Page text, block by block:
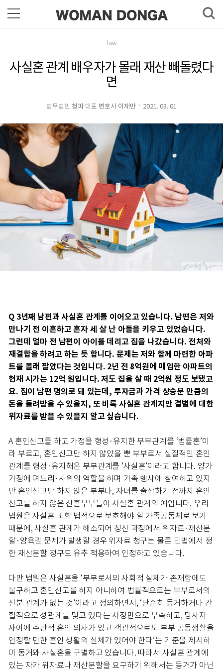
law
사실혼 관계 배우자가 몰래 재산 빼돌렸다
면
법무법인 청파 대표 변호사 이재만 2021. 03. 01
Q 3년째 남편과 사실혼 관계를 이어오고 있습니다. 남편은 저와
만나기 전 이혼하고 혼자 세 살 난 아들을 키우고 있었습니다.
그런데 얼마 전 남편이 아이를 데리고 집을 나갔습니다. 전처와
재결합을 하려고 하는 듯 합니다. 문제는 저와 함께 마련한 아파
트를 몰래 팔았다는 것입니다. 2년 전 8억원에 매입한 아파트의
현재 시가는 12억 원입니다. 저도 집을 살 때 2억원 정도 보탰고
요. 집이 남편 명의로 돼 있는데, 투자금과 가격 상승분 만큼의
돈을 돌려받을 수 있을지, 또 비록 사실혼 관계지만 결별에 대한
위자료를 받을 수 있을지 알고 싶습니다.
A 혼인신고를 하고 가정을 형성·유지한 부부관계를 ‘법률혼’이
라 부르고, 혼인신고만 하지 않았을 뿐 부부로서 실질적인 혼인
관계를 형성·유지해온 부부관계를 ‘사실혼’이라고 합니다. 양가
가정에 며느리·사위의 역할을 하며 가족 행사에 참여하고 있지
만 혼인신고만 하지 않은 부부나, 자녀를 출산하기 전까지 혼인
신고를 하지 않은 신혼부부들이 사실혼 관계의 예입니다. 우리
법원은 사실혼 또한 법적으로 보호해야 할 가족공동체로 보기
때문에, 사실혼 관계가 해소되어 청산 과정에서 위자료·재산분
할·양육권 문제가 발생할 경우 위자료 청구는 물론 민법에서 정
한 재산분할 청구도 유추 적용하여 인정하고 있습니다.
다만 법원은 사실혼을 ‘부부로서의 사회적 실체가 존재함에도
불구하고 혼인신고를 하지 아니하여 법률적으로는 부부로서의
신분 관계가 없는 것’이라고 정의하면서, ‘단순히 동거하거나 간
헐적으로 성관계를 맺고 있다는 사정만으로 부족하고, 당사자
사이에 주관적 혼인 의사가 있고 객관적으로도 부부 공동생활을
인정할 만한 혼인 생활의 실체가 있어야 한다’는 기준을 제시하
며 동거와 사실혼을 구별하고 있습니다. 따라서 사실혼 관계에
있는 자가 위자료나 재산분할을 요구하기 위해서는 동거가 아닌